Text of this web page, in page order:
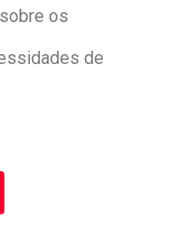
os
de